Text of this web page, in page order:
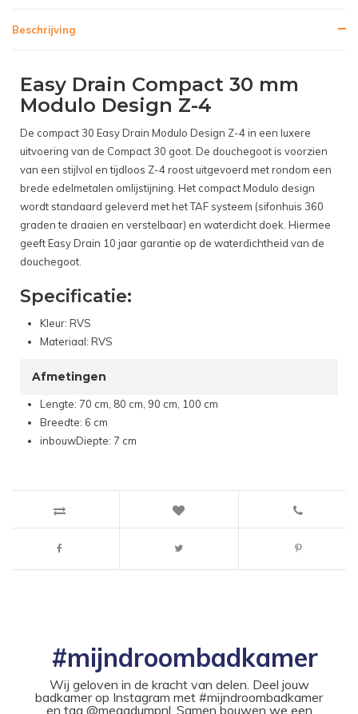
Beschrijving
Easy Drain Compact 30 mm
Modulo Design Z-4
De compact 30 Easy Drain Modulo Design Z-4 in een luxere
uitvoering van de Compact 30 goot. De douchegoot is voorzien
van een stijlvol en tijdloos Z-4 roost uitgevoerd met rondom een
brede edelmetalen omlijstijning. Het compact Modulo design
wordt standaard geleverd met het TAF systeem (sifonhuis 360
graden te draaien en verstelbaar) en waterdicht doek. Hiermee
geeft Easy Drain 10 jaar garantie op de waterdichtheid van de
douchegoot.
Specificatie:
Kleur: RVS
Materiaal: RVS
Afmetingen
Lengte: 70 cm, 80 cm, 90 cm, 100 cm
Breedte: 6 cm
inbouwDiepte: 7 cm
#mijndroombadkamer
Wij geloven in de kracht van delen. Deel jouw
badkamer op Instagram met #mijndroombadkamer
en tag @megadumpnl. Samen bouwen we een